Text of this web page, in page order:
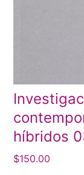
híbridos
$150.00